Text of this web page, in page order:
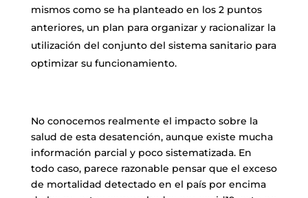
mismos como se ha planteado en los 2 puntos
anteriores, un plan para organizar y racionalizar la
utilización del conjunto del sistema sanitario para
optimizar su funcionamiento.
No conocemos realmente el impacto sobre la
salud de esta desatención, aunque existe mucha
información parcial y poco sistematizada. En
todo caso, parece razonable pensar que el exceso
de mortalidad detectado en el país por encima